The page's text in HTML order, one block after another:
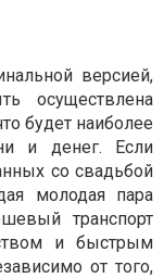
версией,
осуществлена
будет наиболее
и денег. Если
со свадьбой
молодая пара
транспорт
и быстрым
от того,